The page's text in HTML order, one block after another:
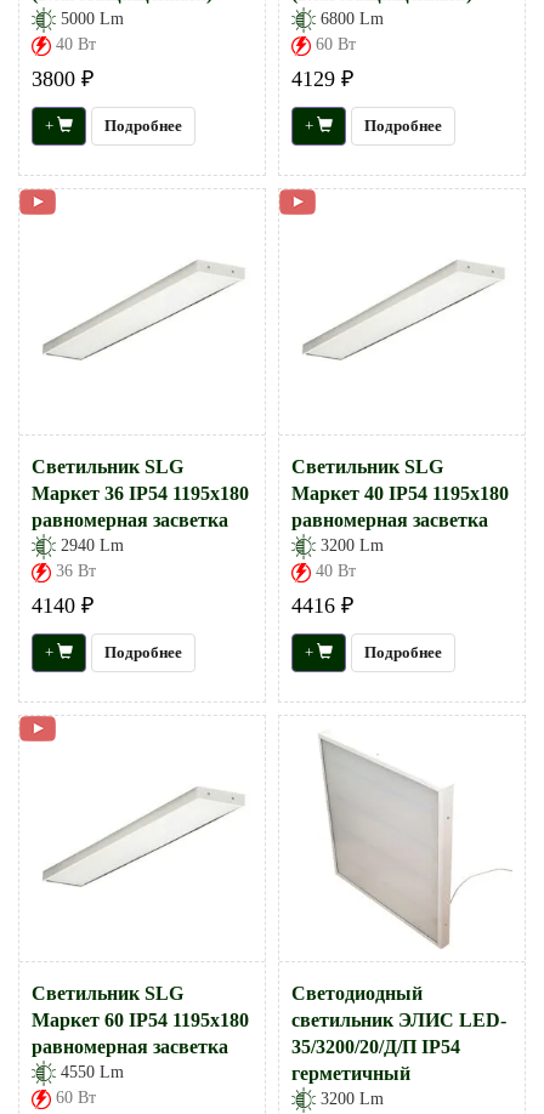
5000 Lm
40 Вт
3800 ₽
+ Подробнее
6800 Lm
60 Вт
4129 ₽
+ Подробнее
Светильник SLG
Маркет 36 IP54 1195х180
равномерная засветка
2940 Lm
36 Вт
4140 ₽
+ Подробнее
Светильник SLG
Маркет 40 IP54 1195х180
равномерная засветка
3200 Lm
40 Вт
4416 ₽
+ Подробнее
Светильник SLG
Маркет 60 IP54 1195х180
равномерная засветка
4550 Lm
60 Вт
Светодиодный
светильник ЭЛИС LED-
35/3200/20/Д/П IP54
герметичный
3200 Lm